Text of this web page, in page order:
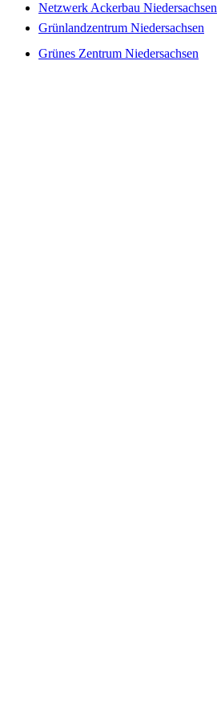
Netzwerk Ackerbau Niedersachsen
Grünlandzentrum Niedersachsen
Grünes Zentrum Niedersachsen